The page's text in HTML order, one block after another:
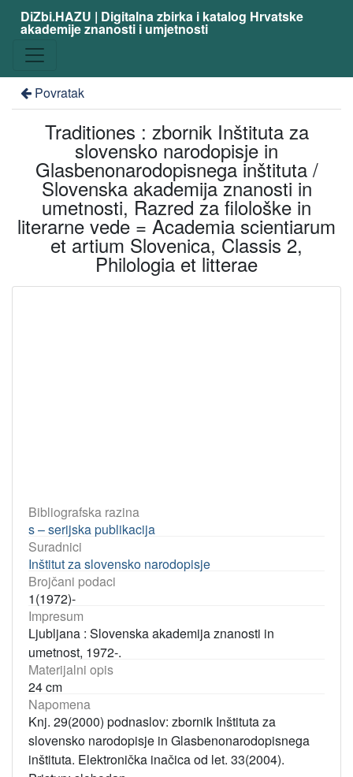
DiZbi.HAZU | Digitalna zbirka i katalog Hrvatske
akademije znanosti i umjetnosti
Povratak
Traditiones : zbornik Inštituta za
slovensko narodopisje in
Glasbenonarodopisnega inštituta /
Slovenska akademija znanosti in
umetnosti, Razred za filološke in
literarne vede = Academia scientiarum
et artium Slovenica, Classis 2,
Philologia et litterae
Bibliografska razina
s – serijska publikacija
Suradnici
Inštitut za slovensko narodopisje
Brojčani podaci
1(1972)-
Impresum
Ljubljana : Slovenska akademija znanosti in
umetnost, 1972-.
Materijalni opis
24 cm
Napomena
Knj. 29(2000) podnaslov: zbornik Inštituta za
slovensko narodopisje in Glasbenonarodopisnega
inštituta. Elektronička inačica od let. 33(2004).